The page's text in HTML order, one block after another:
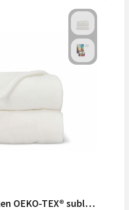
Coral fleece deken OEKO-TEX® sublimatie 130 x 170 cm 270 g/m²